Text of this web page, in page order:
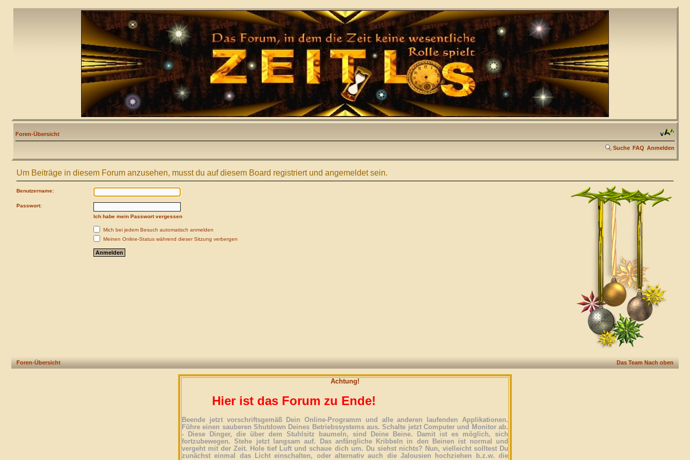
Foren-Übersicht
Suche FAQ Anmelden
Um Beiträge in diesem Forum anzusehen, musst du auf diesem Board registriert und angemeldet sein.
Benutzername:
Passwort:
Ich habe mein Passwort vergessen
Mich bei jedem Besuch automatisch anmelden
Meinen Online-Status während dieser Sitzung verbergen
Foren-Übersicht Das Team Nach oben
Achtung!
Hier ist das Forum zu Ende!
Beende jetzt vorschriftsgemäß Dein Online-Programm und alle anderen laufenden Applikationen.
Führe einen sauberen Shutdown Deines Betriebssystems aus. Schalte jetzt Computer und Monitor ab.
- Diese Dinger, die über dem Stuhlsitz baumeln, sind Deine Beine. Damit ist es möglich, sich
fortzubewegen. Stehe jetzt langsam auf. Das anfängliche Kribbeln in den Beinen ist normal und
vergeht mit der Zeit. Hole tief Luft und schaue dich um. Du siehst nichts? Nun, vielleicht solltest Du
zunächst einmal das Licht einschalten, oder alternativ auch die Jalousien hochziehen b.z.w. die